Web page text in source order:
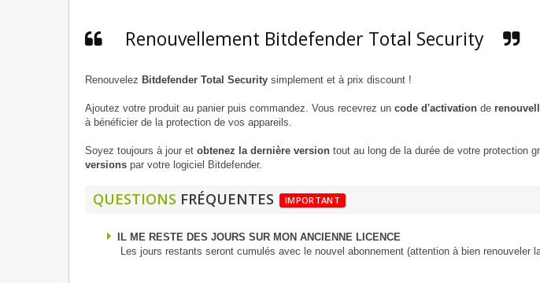
Renouvellement Bitdefender Total Security
Renouvelez Bitdefender Total Security simplement et à prix discount !
Ajoutez votre produit au panier puis commandez. Vous recevrez un code d'activation de
à bénéficier de la protection de vos appareils.
Soyez toujours à jour et obtenez la dernière version tout au long de la durée de votre protection
versions par votre logiciel Bitdefender.
QUESTIONS FRÉQUENTES IMPORTANT
IL ME RESTE DES JOURS SUR MON ANCIENNE LICENCE
Les jours restants seront cumulés avec le nouvel abonnement (attention à bien renouveler